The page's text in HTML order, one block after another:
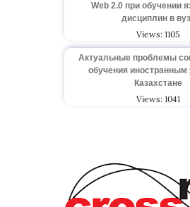
Web 2.0 при обучении
дисциплин в
Views: 1105
Актуальные проблемы
обучения иностранным
Казахстане
Views: 1041